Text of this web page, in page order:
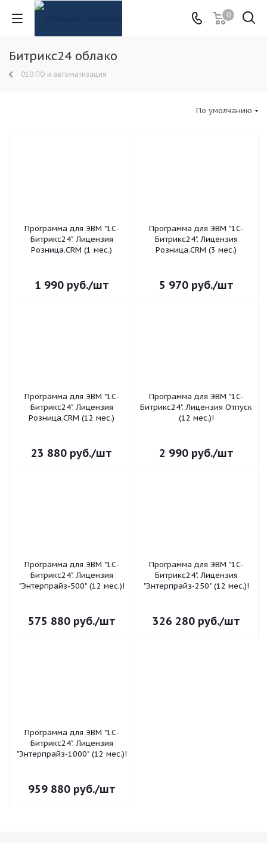
0
Битрикс24 облако
010 ПО и автоматизация
По умолчанию
Программа для ЭВМ "1С-
Битрикс24". Лицензия
Розница.CRM (1 мес.)
1 990руб./шт
Программа для ЭВМ "1С-
Битрикс24". Лицензия
Розница.CRM (3 мес.)
5 970руб./шт
Программа для ЭВМ "1С-
Битрикс24". Лицензия
Розница.CRM (12 мес.)
23 880 руб./шт
Программа для ЭВМ "1С-
Битрикс24". Лицензия Отпуск
(12 мес.)!
2 990руб./шт
Программа для ЭВМ "1С-
Битрикс24". Лицензия
"Энтерпрайз-500" (12 мес.)!
575 880руб./шт
Программа для ЭВМ "1С-
Битрикс24". Лицензия
"Энтерпрайз-250" (12 мес.)!
326 280руб./шт
Программа для ЭВМ "1С-
Битрикс24". Лицензия
"Энтерпрайз-1000" (12 мес.)!
959 880руб./шт